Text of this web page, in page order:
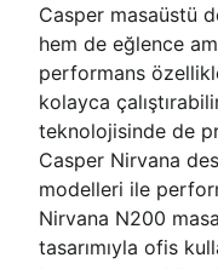
Casper masaüstü
hem de eğlence
performans
kolayca
teknolojisinde de
Casper Nirvana
modelleri ile
Nirvana N200
tasarımıyla ofis